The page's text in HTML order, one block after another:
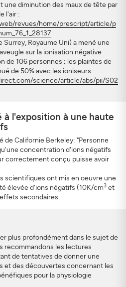
une diminution des maux de tête par
l'air :
revues/home/prescript/article/p
Surrey, Royaume Uni) a mené une
sur la ionisation négative
de 106 personnes ; les plaintes de
de 50% avec les ioniseurs :
science/article/abs/pii/S02
à l'exposition à une haute
de Californie Berkeley: "Personne
concentration d'ions négatifs
correctement conçu puisse avoir
scientifiques ont mis en oeuvre une
élevée d'ions négatifs (10K/cm3 et
secondaires.
plus profondément dans le sujet de
recommandons les lectures
de tentatives de donner une
et des découvertes concernant les
pour la physiologie